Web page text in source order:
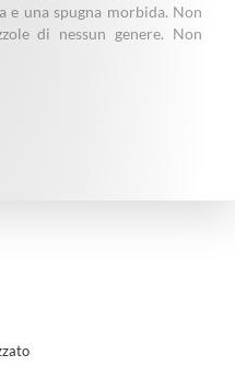
e una spugna morbida. Non
di nessun genere. Non